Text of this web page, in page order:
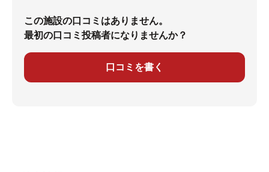
この施設の口コミはありません。
最初の口コミ投稿者になりませんか？
口コミを書く